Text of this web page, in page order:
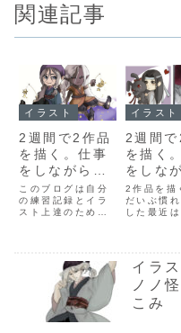
関連記事
イラスト
2週間で2作品
を描く。仕事
をしながらイ
ラスト練習
中。モノノ怪
完成
このブログは自分
の練習記録とイラ
スト上達のための
で2作品を描く！
をやって9月から
週1Twitterの投稿
をしています2週
間で 2作品を描
イラスト
2週間で
を描く
をしな
ラスト
中。モ
と魔導
完成！￼
2作品を描
だいぶ慣れ
した最近
まいまし
がいいこ
か？どう
解らない
りあえず
イラ
ノノ怪を
こみ